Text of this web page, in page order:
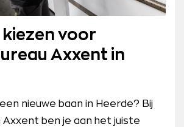
voor
Axxent in
nieuwe baan in Heerde? Bij
ben je aan het juiste